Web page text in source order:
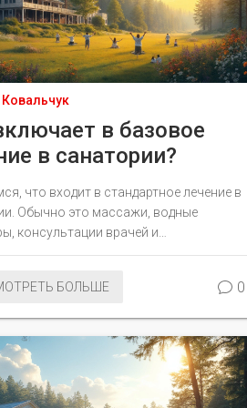
в базовое
в санатории?
что входит в стандартное лечение в
Обычно это массажи, водные
консультации врачей и
программы. Рассмотрим,
и почему это так важно для
БОЛЬШЕ 0